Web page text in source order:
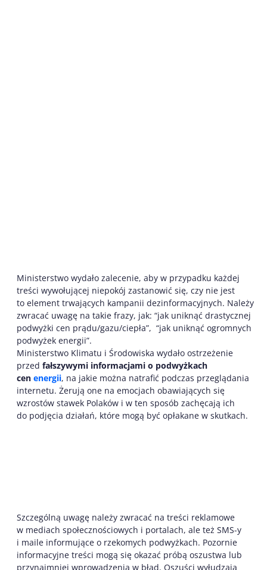
Ministerstwo wydało zalecenie, aby w przypadku każdej
treści wywołującej niepokój zastanowić się, czy nie jest
to element trwających kampanii dezinformacyjnych. Należy
zwracać uwagę na takie frazy, jak: “jak uniknąć drastycznej
podwyżki cen prądu/gazu/ciepła”, “jak uniknąć ogromnych
podwyżek energii”.
Ministerstwo Klimatu i Środowiska wydało ostrzeżenie
przed fałszywymi informacjami o podwyżkach
cen energii, na jakie można natrafić podczas przeglądania
internetu. Żerują one na emocjach obawiających się
wzrostów stawek Polaków i w ten sposób zachęcają ich
do podjęcia działań, które mogą być opłakane w skutkach.
Szczególną uwagę należy zwracać na treści reklamowe
w mediach społecznościowych i portalach, ale też SMS-y
i maile informujące o rzekomych podwyżkach. Pozornie
informacyjne treści mogą się okazać próbą oszustwa lub
przynajmniej wprowadzenia w błąd. Oszuści wyłudzają